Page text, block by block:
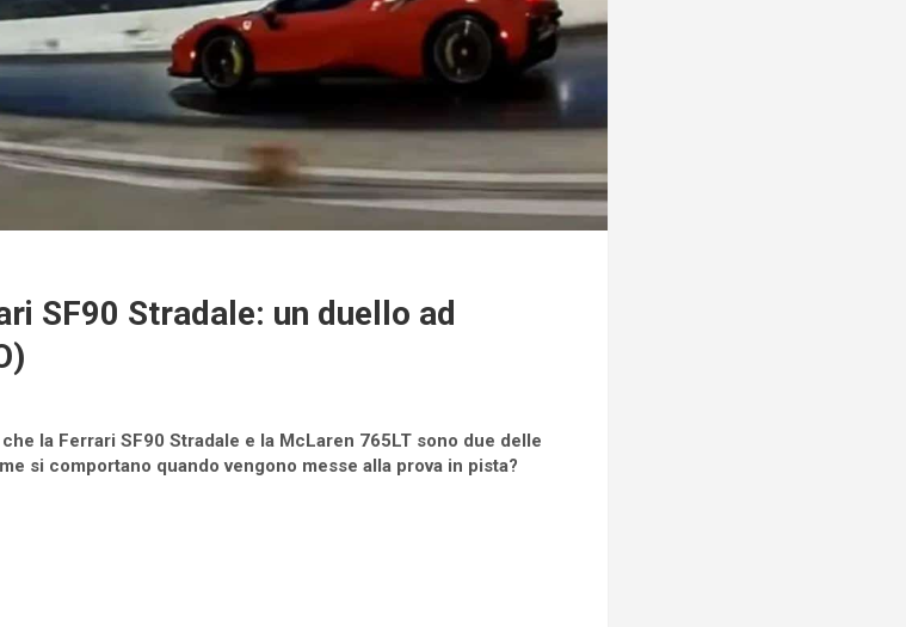
SF90 Stradale: un duello ad
la Ferrari SF90 Stradale e la McLaren 765LT sono due delle
si comportano quando vengono messe alla prova in pista?